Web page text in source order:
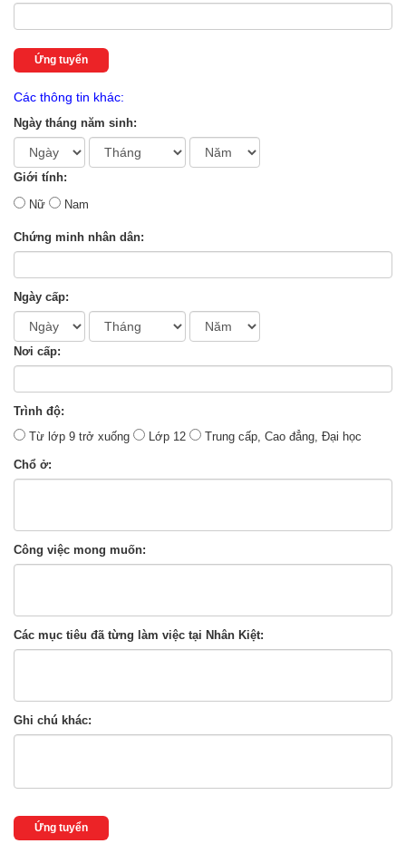
Ứng tuyển
Các thông tin khác:
Ngày tháng năm sinh:
Giới tính:
Nữ
Nam
Chứng minh nhân dân:
Ngày cấp:
Nơi cấp:
Trình độ:
Từ lớp 9 trở xuống
Lớp 12 Trung cấp, Cao đẳng, Đại học
Chổ ở:
Công việc mong muốn:
Các mục tiêu đã từng làm việc tại Nhân Kiệt:
Ghi chú khác:
Ứng tuyển